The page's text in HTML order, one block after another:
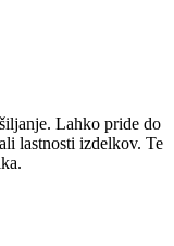
Lahko pride do
lastnosti izdelkov. Te